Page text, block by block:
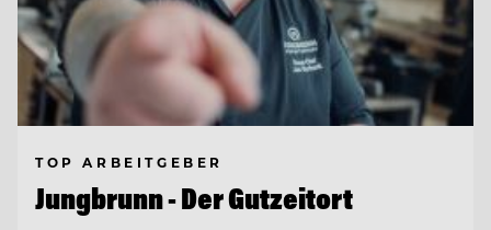
TOP ARBEITGEBER
Jungbrunn - Der Gutzeitort